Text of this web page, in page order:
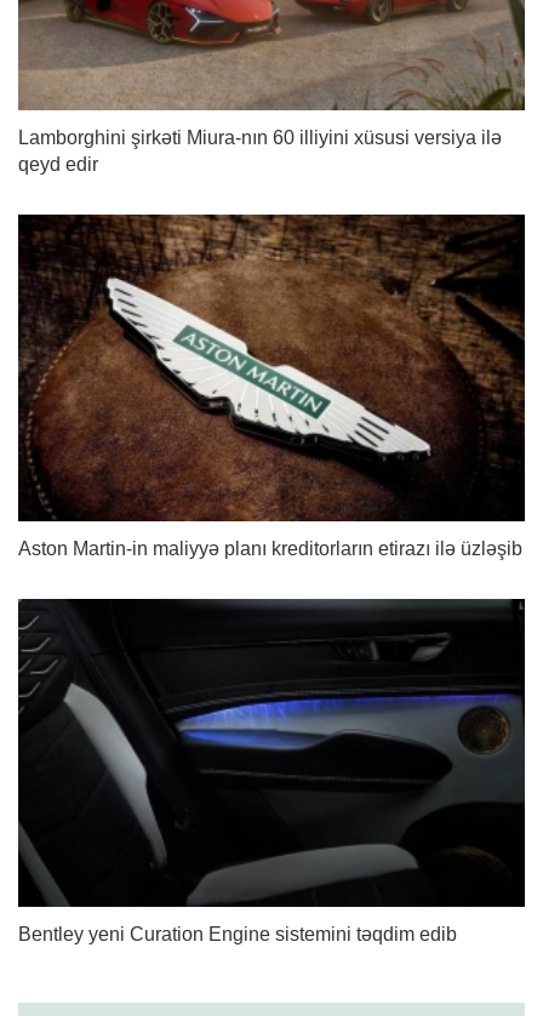
Lamborghini şirkəti Miura-nın 60 illiyini xüsusi versiya ilə
qeyd edir
Aston Martin-in maliyyə planı kreditorların etirazı ilə üzləşib
Bentley yeni Curation Engine sistemini təqdim edib